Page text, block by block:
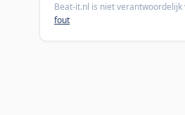
Beat-it.nl is niet
fout